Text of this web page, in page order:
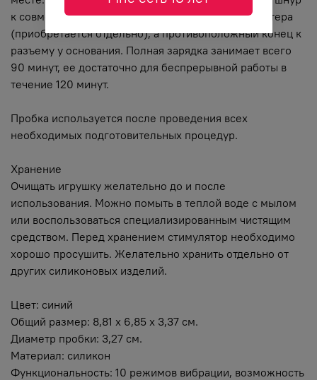
к совместимому порту компьютера или USB-адаптера
(приобретается отдельно), а противоположный конец к
разъему у основания. Полная зарядка занимает всего
90 минут, ее достаточно для беспрерывной работы в
течение 120 минут.
Пробка используется после проведения всех
необходимых подготовительных процедур.
Хранение
Очищать игрушку желательно до и после
использования. Можно помыть в теплой воде с мылом
или воспользоваться специализированным чистящим
средством. Перед хранением стимулятор необходимо
хорошо просушить. Желательно хранить отдельно от
других силиконовых изделий.
Цвет: синий
Общий размер: 8,81 х 6,85 х 3,37 см.
Диаметр пробки: 3,27 см.
Материал: силикон
Функциональность: 10 режимов вибрации, возможность